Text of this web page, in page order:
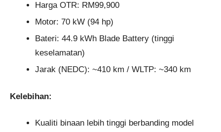
Harga OTR: RM99,900
Motor: 70 kW (94 hp)
Bateri: 44.9 kWh Blade Battery (tinggi
keselamatan)
Jarak (NEDC): ~410 km / WLTP: ~340 km
Kelebihan:
Kualiti binaan lebih tinggi berbanding model